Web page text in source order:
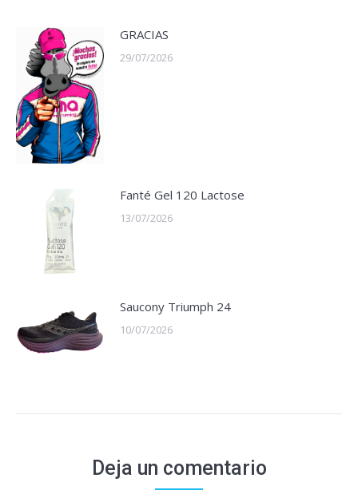
GRACIAS
29/07/2026
Fanté Gel 120 Lactose
13/07/2026
Saucony Triumph 24
10/07/2026
Deja un comentario